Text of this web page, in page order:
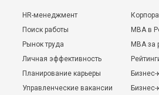
HR-менеджмент
Поиск работы
Рынок труда
Личная эффективность
Планирование карьеры
Управленческие вакансии
MBA в
MBA
Бизнес-